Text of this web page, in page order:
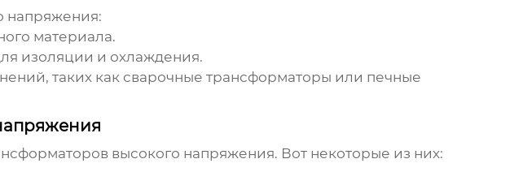
напряжения:
материала.
изоляции и охлаждения.
таких как сварочные трансформаторы или печные
высокого напряжения. Вот некоторые из них: